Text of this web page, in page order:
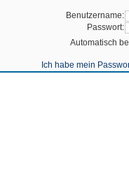
Benutzername:
Passwort:
Automatisch
Ich habe mein